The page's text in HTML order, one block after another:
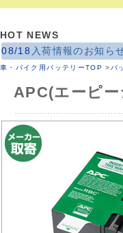
HOT NEWS
08/18 入荷情報のお知ら
車・バイク用バッテリーTOP >バ
APC(エーピ